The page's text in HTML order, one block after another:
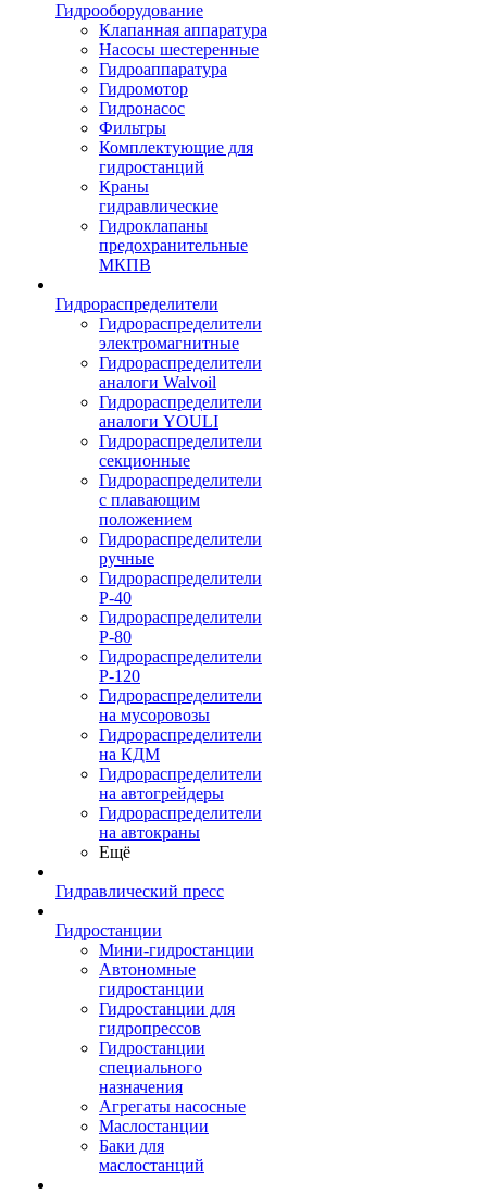
Гидрооборудование
Клапанная аппаратура
Насосы шестеренные
Гидроаппаратура
Гидромотор
Гидронасос
Фильтры
Комплектующие для
гидростанций
Краны
гидравлические
Гидроклапаны
предохранительные
МКПВ
Гидрораспределители
Гидрораспределители
электромагнитные
Гидрораспределители
аналоги Walvoil
Гидрораспределители
аналоги YOULI
Гидрораспределители
секционные
Гидрораспределители
с плавающим
положением
Гидрораспределители
ручные
Гидрораспределители
Р-40
Гидрораспределители
Р-80
Гидрораспределители
Р-120
Гидрораспределители
на мусоровозы
Гидрораспределители
на КДМ
Гидрораспределители
на автогрейдеры
Гидрораспределители
на автокраны
Ещё
Гидравлический пресс
Гидростанции
Мини-гидростанции
Автономные
гидростанции
Гидростанции для
гидропрессов
Гидростанции
специального
назначения
Агрегаты насосные
Маслостанции
Баки для
маслостанций